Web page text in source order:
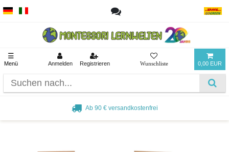
☰
Menü Anmelden Registrieren 0,00 EUR
Ab 90 € versandkostenfrei